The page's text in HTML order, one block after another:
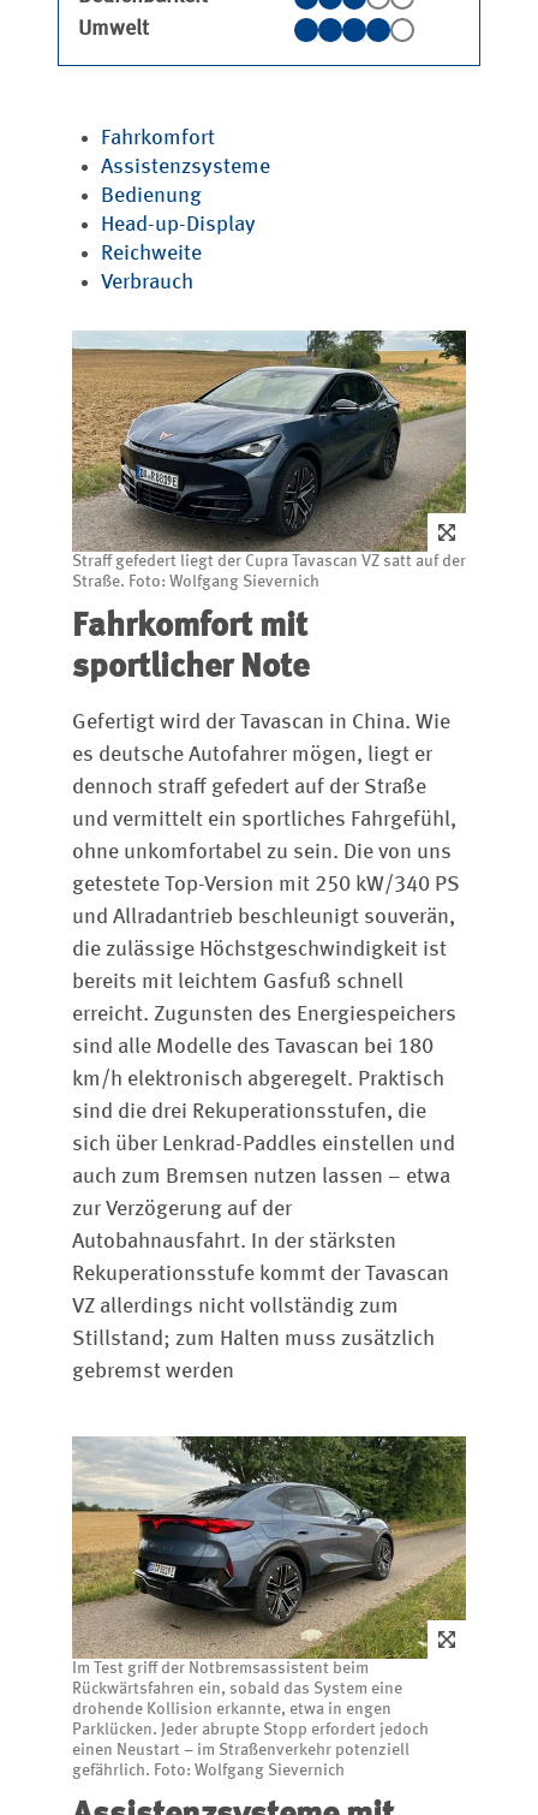
Umwelt
Fahrkomfort
Assistenzsysteme
Bedienung
Head-up-Display
Reichweite
Verbrauch
Straff gefedert liegt der Cupra Tavascan VZ satt auf der
Straße. Foto: Wolfgang Sievernich
Fahrkomfort mit
sportlicher Note
Gefertigt wird der Tavascan in China. Wie
es deutsche Autofahrer mögen, liegt er
dennoch straff gefedert auf der Straße
und vermittelt ein sportliches Fahrgefühl,
ohne unkomfortabel zu sein. Die von uns
getestete Top-Version mit 250 kW/340 PS
und Allradantrieb beschleunigt souverän,
die zulässige Höchstgeschwindigkeit ist
bereits mit leichtem Gasfuß schnell
erreicht. Zugunsten des Energiespeichers
sind alle Modelle des Tavascan bei 180
km/h elektronisch abgeregelt. Praktisch
sind die drei Rekuperationsstufen, die
sich über Lenkrad-Paddles einstellen und
auch zum Bremsen nutzen lassen – etwa
zur Verzögerung auf der
Autobahnausfahrt. In der stärksten
Rekuperationsstufe kommt der Tavascan
VZ allerdings nicht vollständig zum
Stillstand; zum Halten muss zusätzlich
gebremst werden
Im Test griff der Notbremsassistent beim
Rückwärtsfahren ein, sobald das System eine
drohende Kollision erkannte, etwa in engen
Parklücken. Jeder abrupte Stopp erfordert jedoch
einen Neustart – im Straßenverkehr potenziell
gefährlich. Foto: Wolfgang Sievernich